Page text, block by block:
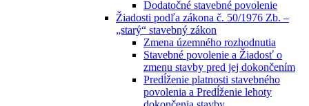
Dodatočné stavebné povolenie
Žiadosti podľa zákona č. 50/1976 Zb. –
„starý“ stavebný zákon
Zmena územného rozhodnutia
Stavebné povolenie a Žiadosť o
zmenu stavby pred jej dokončením
Predĺženie platnosti stavebného
povolenia a Predĺženie lehoty